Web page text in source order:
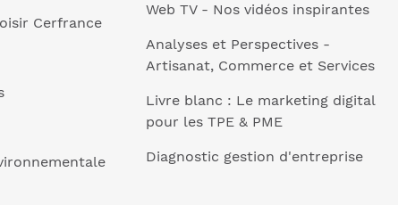
Cerfrance
Web TV - Nos vidéos inspirantes
Analyses et Perspectives -
Artisanat, Commerce et Services
Livre blanc : Le marketing digital
pour les TPE & PME
Diagnostic gestion d'entreprise